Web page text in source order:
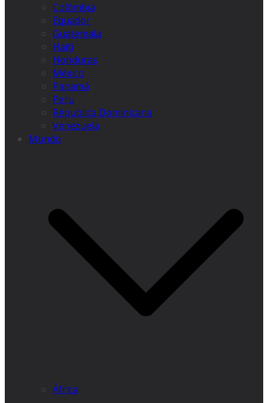
Colômbia
Equador
Guatemala
Haiti
Honduras
México
Panamá
Peru
Républica Dominicana
Venezuela
Mundo
África